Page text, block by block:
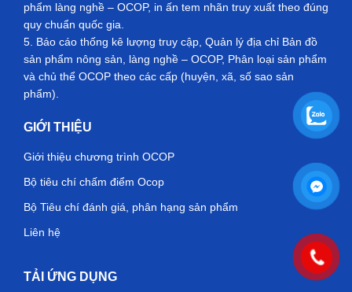
phẩm làng nghề – OCOP, in ấn tem nhãn truy xuất theo đúng
quy chuẩn quốc gia.
5. Báo cáo thống kê lượng truy cập, Quản lý địa chỉ Bản đồ
sản phẩm nông sản, làng nghề – OCOP, Phân loại sản phẩm
và chủ thể OCOP theo các cấp (huyện, xã, số sao sản
phẩm).
GIỚI THIỆU
Giới thiệu chương trình OCOP
Bộ tiêu chí chấm điểm Ocop
Bộ Tiêu chí đánh giá, phân hạng sản phẩm
Liên hệ
TẢI ỨNG DỤNG